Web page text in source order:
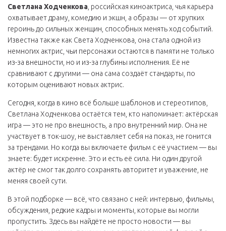
Светлана Ходченкова российская киноактриса, чья карьера
охватывает драму, комедию и экшн, а образы — от хрупких
героинь до сильных женщин, способных менять ход событий.
Известна также как Света Ходченкова , она стала одной из
немногих актрис, чьи персонажи остаются в памяти не только
из-за внешности, но и из-за глубины исполнения. Её не
сравнивают с другими — она сама создаёт стандарты, по
которым оценивают новых актрис.
Сегодня, когда в кино всё больше шаблонов и стереотипов,
Светлана Ходченкова остаётся тем, кто напоминает: актёрская
игра — это не про внешность, а про внутренний мир. Она не
участвует в ток-шоу, не выставляет себя на показ, не гонится
за трендами. Но когда вы включаете фильм с её участием — вы
знаете: будет искренне. Это и есть её сила. Ни один другой
актёр не смог так долго сохранять авторитет и уважение, не
меняя своей сути.
В этой подборке — всё, что связано с ней: интервью, фильмы,
обсуждения, редкие кадры и моменты, которые вы могли
пропустить. Здесь вы найдёте не просто новости — вы